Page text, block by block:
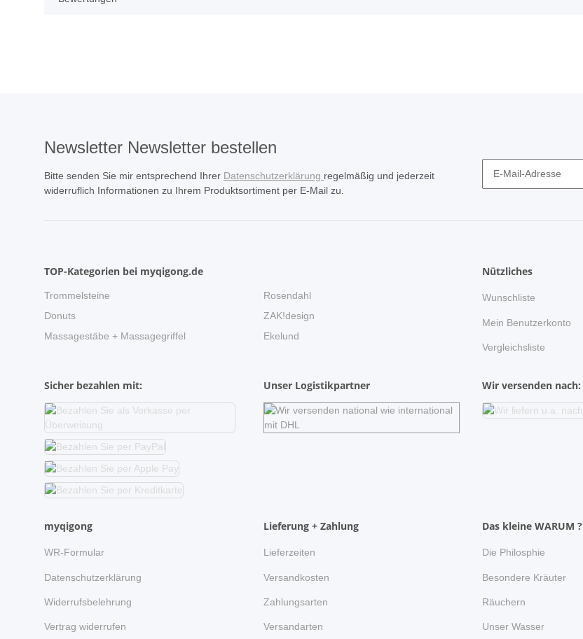
Newsletter Newsletter bestellen
Bitte senden Sie mir entsprechend Ihrer Datenschutzerklärung regelmäßig und jederzeit
widerruflich Informationen zu Ihrem Produktsortiment per E-Mail zu.
TOP-Kategorien bei myqigong.de
Trommelsteine
Donuts
Massagestäbe + Massagegriffel
Rosendahl
ZAK!design
Ekelund
Nützliches
Wunschliste
Mein Benutzerkonto
Vergleichsliste
Sicher bezahlen mit: Unser Logistikpartner Wir versenden nach:
myqigong
WR-Formular
Datenschutzerklärung
Widerrufsbelehrung
Vertrag widerrufen
Lieferung + Zahlung
Lieferzeiten
Versandkosten
Zahlungsarten
Versandarten
Das kleine WARUM ?
Die Philosphie
Besondere Kräuter
Räuchern
Unser Wasser